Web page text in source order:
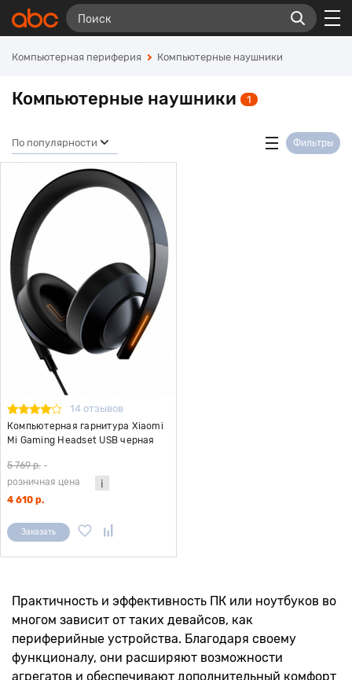
Компьютерная периферия Компьютерные наушники
Компьютерные наушники 1
По популярности Фильтры
14 отзывов
Компьютерная гарнитура Xiaomi
Mi Gaming Headset USB черная
5 769 р. -
розничная цена
4 610 р.
Заказать
Практичность и эффективность ПК или ноутбуков во
многом зависит от таких девайсов, как
периферийные устройства. Благодаря своему
функционалу, они расширяют возможности
агрегатов и обеспечивают дополнительный комфорт